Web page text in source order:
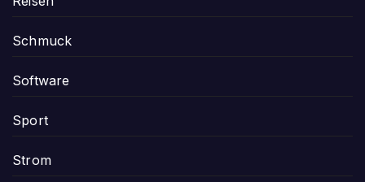
Schmuck
Software
Sport
Strom